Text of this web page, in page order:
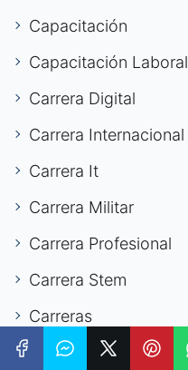
Capacitación
Capacitación Laboral
Carrera Digital
Carrera Internacional
Carrera It
Carrera Militar
Carrera Profesional
Carrera Stem
Carreras
Carreras Digitales